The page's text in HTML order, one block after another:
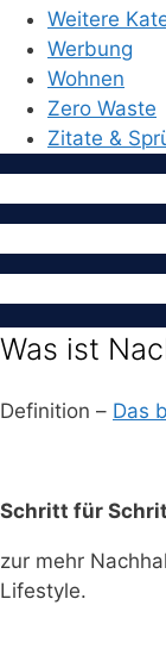
Weitere
Werbung
Wohnen
Zero Waste
Zitate &
Was ist
Definition – Das
Schritt für
zur mehr
Lifestyle.